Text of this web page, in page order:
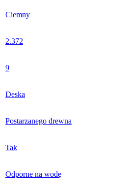
Ciemny
2.372
9
Deska
Postarzanego drewna
Tak
Odporne na wodę